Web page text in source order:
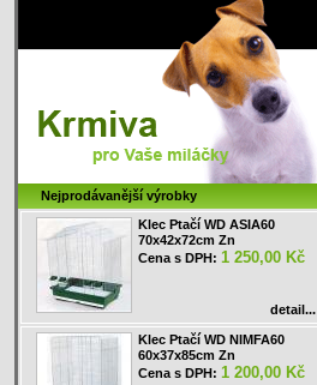
Nejprodávanější výrobky
Klec Ptačí WD ASIA60
70x42x72cm Zn
Cena s DPH: 1 250,00 Kč
detail...
Klec Ptačí WD NIMFA60
60x37x85cm Zn
Cena s DPH: 1 200,00 Kč